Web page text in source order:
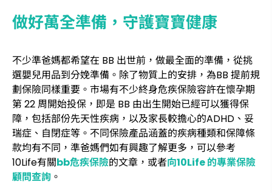
做好萬全準備，守護寶寶健康
不少準爸媽都希望在 BB 出世前，做最全面的準備，從挑
選嬰兒用品到分娩準備。除了物質上的安排，為BB 提前規
劃保險同樣重要。市場有不少終身危疾保險容許在懷孕期
第 22 周開始投保，即是 BB 由出生開始已經可以獲得保
障，包括部份先天性疾病，以及家長較擔心的ADHD、妥
瑞症、自閉症等。不同保險產品涵蓋的疾病種類和保障條
款均有不同，準爸媽們如有興趣了解更多，可以參考
10Life有關bb危疾保險的文章，或者向10Life 的專業保險
顧問查詢 。